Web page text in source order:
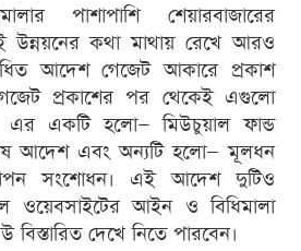
পাশাপাশি শেয়ারবাজারের
উন্নয়নের কথা মাথায় রেখে আরও
আদেশ গেজেট আকারে প্রকাশ
প্রকাশের পর থেকেই এগুলো
এর একটি হলো— মিউচুয়াল ফান্ড
আদেশ এবং অন্যটি হলো— মূলধন
সংশোধন। এই আদেশ দুটিও
ওয়েবসাইটের আইন ও বিধিমালা
দেখে নিতে পারবেন।